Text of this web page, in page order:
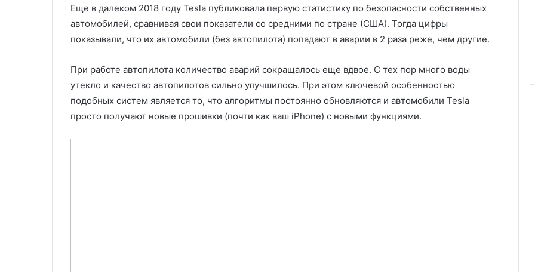
Еще в далеком 2018 году Tesla публиковала первую статистику по безопасности собственных
автомобилей, сравнивая свои показатели со средними по стране (США). Тогда цифры
показывали, что их автомобили (без автопилота) попадают в аварии в 2 раза реже, чем другие.
При работе автопилота количество аварий сокращалось еще вдвое. С тех пор много воды
утекло и качество автопилотов сильно улучшилось. При этом ключевой особенностью
подобных систем является то, что алгоритмы постоянно обновляются и автомобили Tesla
просто получают новые прошивки (почти как ваш iPhone) с новыми функциями.